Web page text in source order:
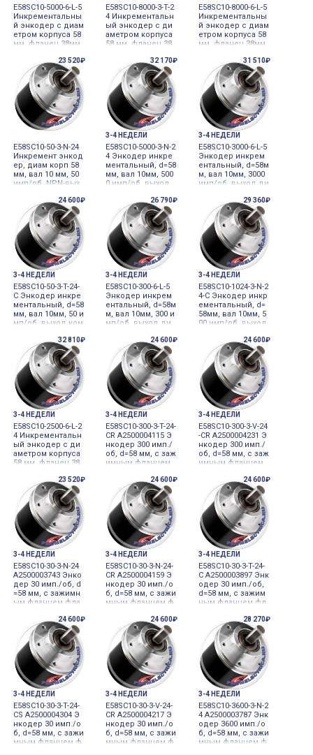
E58SC10-5000-6-L-5
Инкрементальны
й энкодер с диам
етром корпуса 58
мм, фланец 38мм,
мп/об, выход Lin
e driver Autonics
E58SC10-8000-3-T-2
4 Инкрементальн
ый энкодер с ди
аметром корпуса
58 мм, фланец 38
0 имп/об, выход
Totem pole Autoni
cs
E58SC10-8000-6-L-5
Инкрементальны
й энкодер с диам
етром корпуса 58
мм, фланец 38мм,
мп/об, выход Lin
e driver Autonics
23 520₽
E58SC10-50-3-N-24
Инкремент энкод
ер, диам корп 58
мм, вал 10 мм, 50
имп/об, NPN-вых
32 170₽
3-4 НЕДЕЛИ
E58SC10-5000-3-N-2
4 Энкодер инкре
ментальный, d=58
мм, вал 10мм, 500
0 имп/об, выход
31 510₽
3-4 НЕДЕЛИ
E58SC10-3000-6-L-5
Энкодер инкрем
ентальный, d=58м
м, вал 10мм, 3000
имп/об, выход ди
й, 5VDC
24 600₽
3-4 НЕДЕЛИ
E58SC10-50-3-T-24-
C Энкодер инкре
ментальный, d=58
мм, вал 10мм, 50 и
мп/об, выход ком
азъем сбоку, 12-2
4VDC
26 790₽
3-4 НЕДЕЛИ
E58SC10-300-6-L-5
Энкодер инкрем
ентальный, d=58м
м, вал 10мм, 300 и
мп/об, выход ди
й, 5VDC
29 360₽
3-4 НЕДЕЛИ
E58SC10-1024-3-N-2
4-C Энкодер инкр
ементальный, d=
58мм, вал 10мм, 5
00 имп/об, выход
зъемом, 12-24VDC
32 810₽
3-4 НЕДЕЛИ
E58SC10-2500-6-L-2
4 Инкрементальн
ый энкодер с ди
аметром корпуса
58 мм, фланец 38
0 имп./об., выход
Line driver Autonic
24 600₽
3-4 НЕДЕЛИ
E58SC10-300-3-T-24-
CR A2500004115 Э
нкодер 300 имп./
об, d=58 мм, с заж
имным фланцем
вала 10 мм 12-24V
DC инкременталь
ный датчик углов
ого перемещени
я
24 600₽
3-4 НЕДЕЛИ
E58SC10-300-3-V-24
-CR A2500004231 Э
нкодер 300 имп./
об, d=58 мм, с заж
имным фланцем
вала 10 мм 12-24V
DC инкременталь
ный датчик углов
ого перемещени
я
23 520₽
3-4 НЕДЕЛИ
E58SC10-30-3-N-24
A2500003743 Энко
дер 30 имп./об, d
=58 мм, с зажимн
ым фланцем фла
а 10 мм 12-24VDC
инкрементальны
й датчик угловог
о перемещения
24 600₽
3-4 НЕДЕЛИ
E58SC10-30-3-N-24-
CR A2500004159 Э
нкодер 30 имп./о
б, d=58 мм, с зажи
мным фланцем ф
ала 10 мм 12-24VD
C инкрементальн
ый датчик углово
го перемещения
24 600₽
3-4 НЕДЕЛИ
E58SC10-30-3-T-24-
C A2500003897 Энк
одер 30 имп./об,
d=58 мм, с зажим
ным фланцем фл
ла 10 мм 12-24VDC
инкрементальны
й датчик угловог
о перемещения
24 600₽
3-4 НЕДЕЛИ
E58SC10-30-3-T-24-
CS A2500004304 Э
нкодер 30 имп./о
б, d=58 мм, с зажи
мным фланцем ф
24 600₽
3-4 НЕДЕЛИ
E58SC10-30-3-V-24-
CR A2500004217 Э
нкодер 30 имп./о
б, d=58 мм, с зажи
мным фланцем ф
28 270₽
3-4 НЕДЕЛИ
E58SC10-3600-3-N-2
4 A2500003787 Энк
одер 3600 имп./о
б, d=58 мм, с зажи
мным фланцем ф